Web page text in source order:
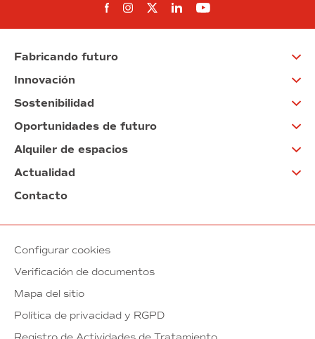
Síguenos en Facebook
Síguenos en Instagram
Síguenos en Twitter
Síguenos en Linkedin
Síguenos en
Fabricando futuro
Innovación
Sostenibilidad
Oportunidades de futuro
Alquiler de espacios
Actualidad
Contacto
Configurar cookies
Verificación de documentos
Mapa del sitio
Política de privacidad y RGPD